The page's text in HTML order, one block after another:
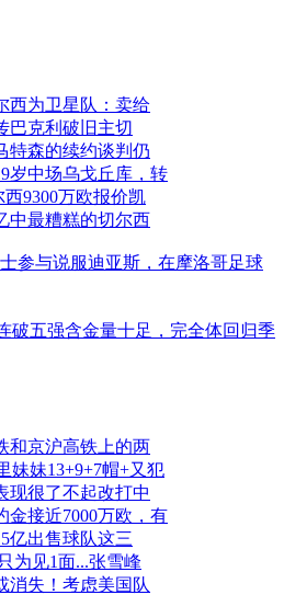
西为卫星队：卖给
巴克利破旧主切
特森的续约谈判仍
岁中场乌戈丘库，转
9300万欧报价凯
中最糟糕的切尔西
士参与说服迪亚斯，在摩洛哥足球
破五强含金量十足，完全体回归季
和京沪高铁上的两
妹妹13+9+7帽+又犯
现很了不起改打中
金接近7000万欧，有
亿出售球队这三
为见1面...张雪峰
消失！考虑美国队